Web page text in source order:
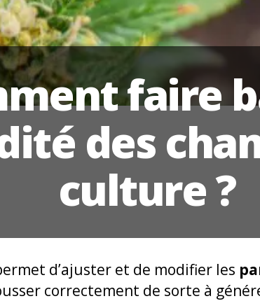
faire
des
culture ?
d’ajuster et de modifier les
correctement de sorte à